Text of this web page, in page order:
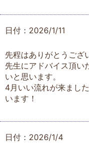
日付：2026/1/11
先程はありがとうござ
先生にアドバイス頂い
いと思います。
4月いい流れが来まし
います！
日付：2026/1/4